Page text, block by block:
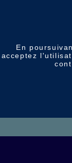
En
acceptez